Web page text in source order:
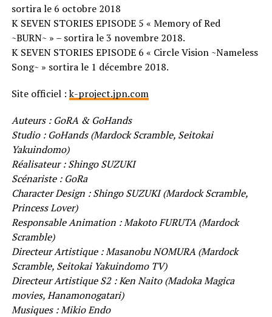
sortira le 6 octobre 2018
K SEVEN STORIES EPISODE 5 « Memory of Red
~BURN~ » – sortira le 3 novembre 2018.
K SEVEN STORIES EPISODE 6 « Circle Vision ~Nameless
Song~ » sortira le 1 décembre 2018.
Site officiel :k-project.jpn.com
Auteurs : GoRA & GoHands
Studio : GoHands (Mardock Scramble, Seitokai
Yakuindomo)
Réalisateur : Shingo SUZUKI
Scénariste : GoRa
Character Design : Shingo SUZUKI (Mardock Scramble,
Princess Lover)
Responsable Animation : Makoto FURUTA (Mardock
Scramble)
Directeur Artistique : Masanobu NOMURA (Mardock
Scramble, Seitokai Yakuindomo TV)
Directeur Artistique S2 : Ken Naito (Madoka Magica
movies, Hanamonogatari)
Musiques : Mikio Endo